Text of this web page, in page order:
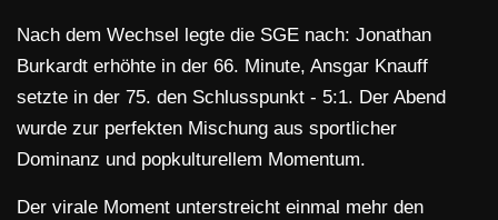
Nach dem Wechsel legte die SGE nach: Jonathan
Burkardt erhöhte in der 66. Minute, Ansgar Knauff
setzte in der 75. den Schlusspunkt - 5:1. Der Abend
wurde zur perfekten Mischung aus sportlicher
Dominanz und popkulturellem Momentum.
Der virale Moment unterstreicht einmal mehr den